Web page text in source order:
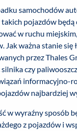
samochodów
pojazdów będą
w ruchu
Jak ważna stanie
przez Thales
czy
informacyjno-
najbardziej
w wyraźny sposób
z pojazdów i